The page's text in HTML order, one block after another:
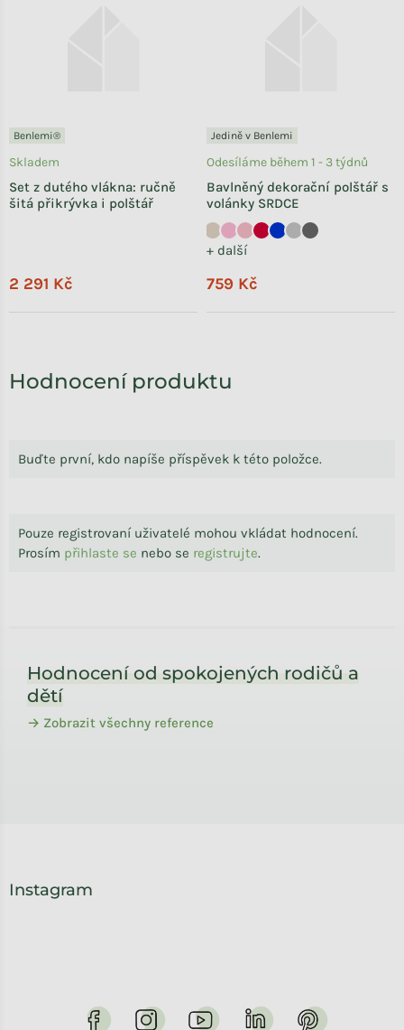
Hodnocení produktu
Buďte první, kdo napíše příspěvek k této položce.
Pouze registrovaní uživatelé mohou vkládat hodnocení.
Prosím přihlaste se nebo se registrujte.
Benlemi®
Set z dutého vlákna: ručně
šitá přikrývka i polštář
Skladem
2 291 Kč
Jedině v Benlemi
Bavlněný dekorační polštář s
volánky SRDCE
+ další
Odesíláme během 1 - 3 týdnů
759 Kč
Hodnocení od spokojených rodičů a
dětí
→ Zobrazit všechny reference
Instagram